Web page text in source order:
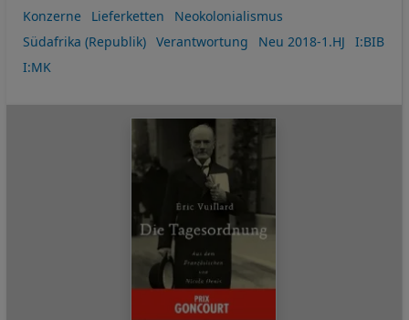
Konzerne
Lieferketten
Neokolonialismus
Südafrika (Republik)
Verantwortung Neu 2018-1.HJ
I:BIB
I:MK